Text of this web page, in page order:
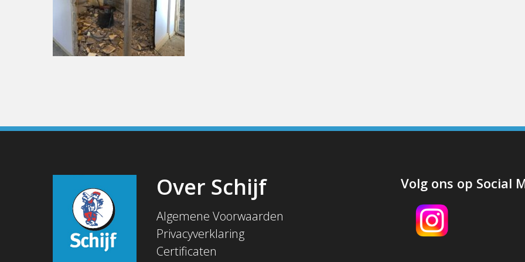
Over Schijf
Algemene Voorwaarden
Privacyverklaring
Certificaten
Volg ons op Social